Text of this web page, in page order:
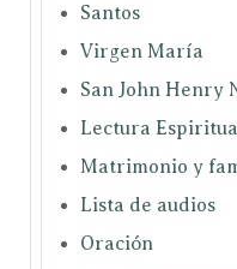
Santos
Virgen María
San John Henry
Lectura
Matrimonio y
Lista de audios
Oración